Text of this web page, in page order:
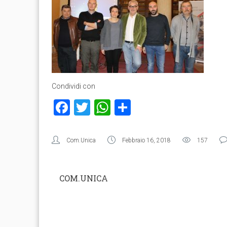
Condividi con
Facebook
TwitterWhatsApp
Com.Unica Febbraio 16, 2018 157
COM.UNICA